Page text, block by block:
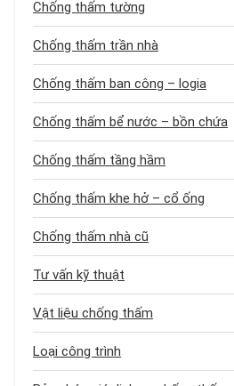
Chống thấm tường
Chống thấm trần nhà
Chống thấm ban công – logia
Chống thấm bể nước – bồn chứa
Chống thấm tầng hầm
Chống thấm khe hở – cổ ống
Chống thấm nhà cũ
Tư vấn kỹ thuật
Vật liệu chống thấm
Loại công trình